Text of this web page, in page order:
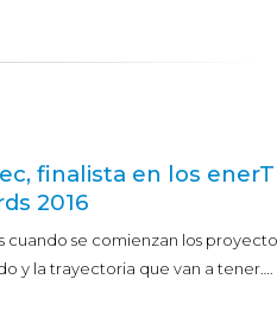
en los enerTIC
los proyectos nunca se
que van a tener….